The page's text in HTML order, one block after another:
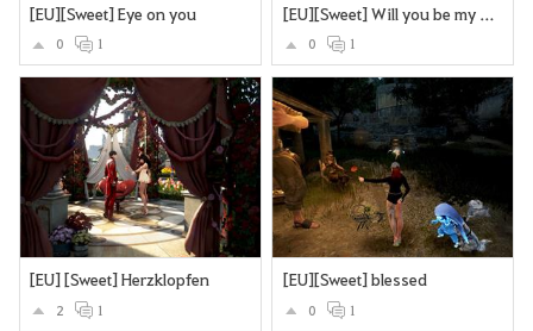
[EU][Sweet] Eye on you
0 1
[EU][Sweet] Will you be my Valentine?
0 1
[EU] [Sweet] Herzklopfen
2 1
[EU][Sweet] blessed
0 1